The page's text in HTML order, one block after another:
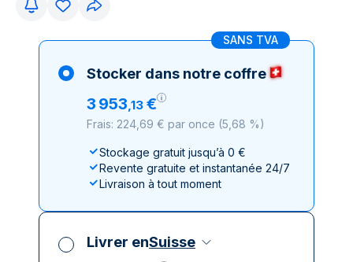
SANS TVA
Stocker dans notre coffre
3 953,13 €
Frais: 224,69 € par once (5,68 %)
Stockage gratuit jusqu’à 0 €
Revente gratuite et instantanée 24/7
Livraison à tout moment
Livrer enSuisse